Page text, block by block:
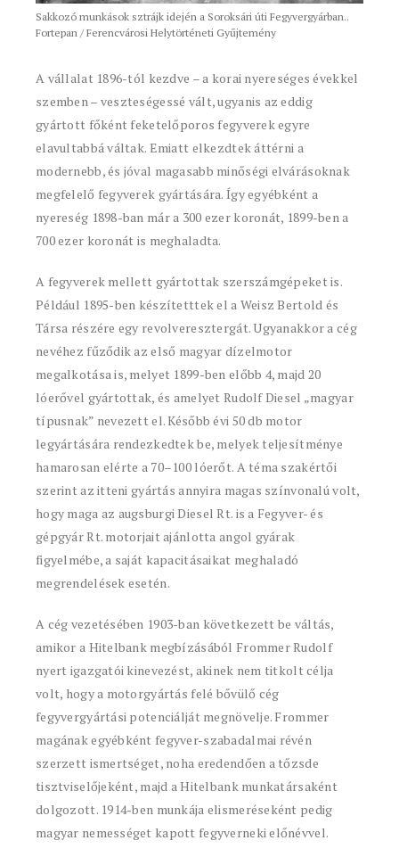
Sakkozó munkások sztrájk idején a Soroksári úti Fegyvergyárban..
Fortepan / Ferencvárosi Helytörténeti Gyűjtemény
A vállalat 1896-tól kezdve – a korai nyereséges évekkel
szemben – veszteségessé vált, ugyanis az eddig
gyártott főként feketelőporos fegyverek egyre
elavultabbá váltak. Emiatt elkezdtek áttérni a
modernebb, és jóval magasabb minőségi elvárásoknak
megfelelő fegyverek gyártására. Így egyébként a
nyereség 1898-ban már a 300 ezer koronát, 1899-ben a
700 ezer koronát is meghaladta.
A fegyverek mellett gyártottak szerszámgépeket is.
Például 1895-ben készítetttek el a Weisz Bertold és
Társa részére egy revolveresztergát. Ugyanakkor a cég
nevéhez fűződik az első magyar dízelmotor
megalkotása is, melyet 1899-ben előbb 4, majd 20
lóerővel gyártottak, és amelyet Rudolf Diesel „magyar
típusnak” nevezett el. Később évi 50 db motor
legyártására rendezkedtek be, melyek teljesítménye
hamarosan elérte a 70–100 lóerőt. A téma szakértői
szerint az itteni gyártás annyira magas színvonalú volt,
hogy maga az augsburgi Diesel Rt. is a Fegyver- és
gépgyár Rt. motorjait ajánlotta angol gyárak
figyelmébe, a saját kapacitásaikat meghaladó
megrendelések esetén.
A cég vezetésében 1903-ban következett be váltás,
amikor a Hitelbank megbízásából Frommer Rudolf
nyert igazgatói kinevezést, akinek nem titkolt célja
volt, hogy a motorgyártás felé bővülő cég
fegyvergyártási potenciálját megnövelje. Frommer
magának egyébként fegyver-szabadalmai révén
szerzett ismertséget, noha eredendően a tőzsde
tisztviselőjeként, majd a Hitelbank munkatársaként
dolgozott. 1914-ben munkája elismeréseként pedig
magyar nemességet kapott fegyverneki előnévvel.